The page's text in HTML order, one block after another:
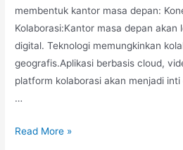
membentuk kantor masa depan:
Kolaborasi:Kantor masa depan akan
digital. Teknologi memungkinkan
geografis.Aplikasi berbasis cloud,
platform kolaborasi akan menjadi
…
Kantor
Read More »